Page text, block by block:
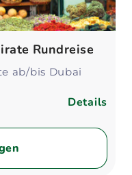
Rundreise
ab/bis Dubai
Details